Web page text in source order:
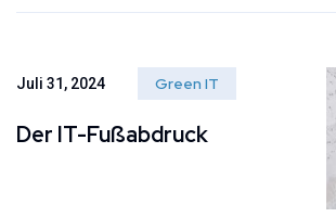
Juli 31, 2024 Green IT
Der IT-Fußabdruck